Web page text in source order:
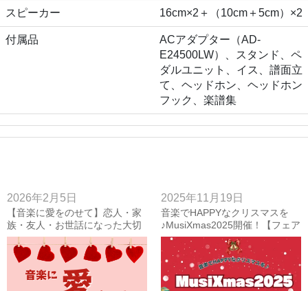
スピーカー 16cm×2＋（10cm＋5cm）×2
付属品
ACアダプター（AD-
E24500LW）、スタンド、ペ
ダルユニット、イス、譜面立
て、ヘッドホン、ヘッドホン
フック、楽譜集
2026年2月5日
【音楽に愛をのせて】恋人・家
族・友人・お世話になった大切
な人へ、音楽で気持ちを伝えて
みませんか
2025年11月19日
音楽でHAPPYなクリスマスを
♪MusiXmas2025開催！【フェア
情報】